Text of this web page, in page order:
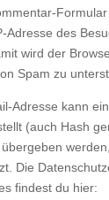
Adresse des
wird der
Spam zu
Adresse kann
(auch Hash
Die
findest du hier: